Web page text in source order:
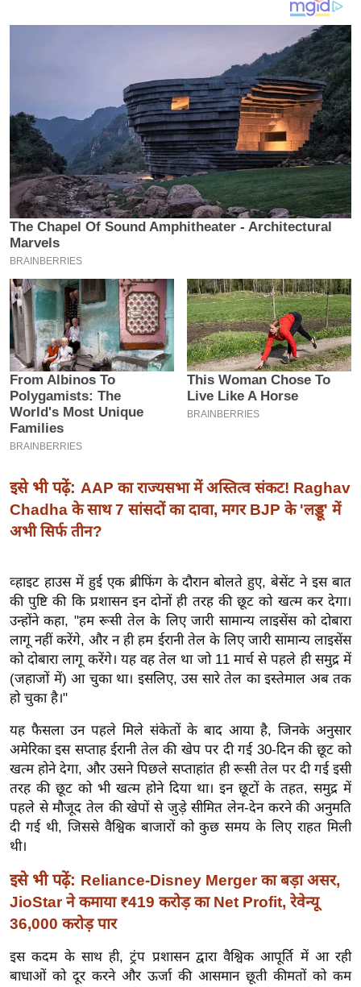
के
ट
I
P
L
2
0
2
6
क्रा
इ
म
ई
-
पे
प
र
मि
सा
मि
सा
ल
श
ख्सि
य
यं
ग
इं
डि
या
सा
हि
त्य
ज
ग
त
ऑ
इसे भी पढ़ें: AAP का राज्यसभा में अस्तित्व संकट! Raghav
Chadha के साथ 7 सांसदों का दावा, मगर BJP के 'लड्डू' में
अभी सिर्फ तीन?
व्हाइट हाउस में हुई एक ब्रीफिंग के दौरान बोलते हुए, बेसेंट ने इस बात
की पुष्टि की कि प्रशासन इन दोनों ही तरह की छूट को खत्म कर देगा।
उन्होंने कहा, "हम रूसी तेल के लिए जारी सामान्य लाइसेंस को दोबारा
लागू नहीं करेंगे, और न ही हम ईरानी तेल के लिए जारी सामान्य लाइसेंस
को दोबारा लागू करेंगे। यह वह तेल था जो 11 मार्च से पहले ही समुद्र में
(जहाजों में) आ चुका था। इसलिए, उस सारे तेल का इस्तेमाल अब तक
हो चुका है।"
यह फैसला उन पहले मिले संकेतों के बाद आया है, जिनके अनुसार
अमेरिका इस सप्ताह ईरानी तेल की खेप पर दी गई 30-दिन की छूट को
खत्म होने देगा, और उसने पिछले सप्ताहांत ही रूसी तेल पर दी गई इसी
तरह की छूट को भी खत्म होने दिया था। इन छूटों के तहत, समुद्र में
पहले से मौजूद तेल की खेपों से जुड़े सीमित लेन-देन करने की अनुमति
दी गई थी, जिससे वैश्विक बाजारों को कुछ समय के लिए राहत मिली
थी।
इसे भी पढ़ें: Reliance-Disney Merger का बड़ा असर,
JioStar ने कमाया ₹419 करोड़ का Net Profit, रेवेन्यू
36,000 करोड़ पार
इस कदम के साथ ही, ट्रंप प्रशासन द्वारा वैश्विक आपूर्ति में आ रही
बाधाओं को दूर करने और ऊर्जा की आसमान छूती कीमतों को कम